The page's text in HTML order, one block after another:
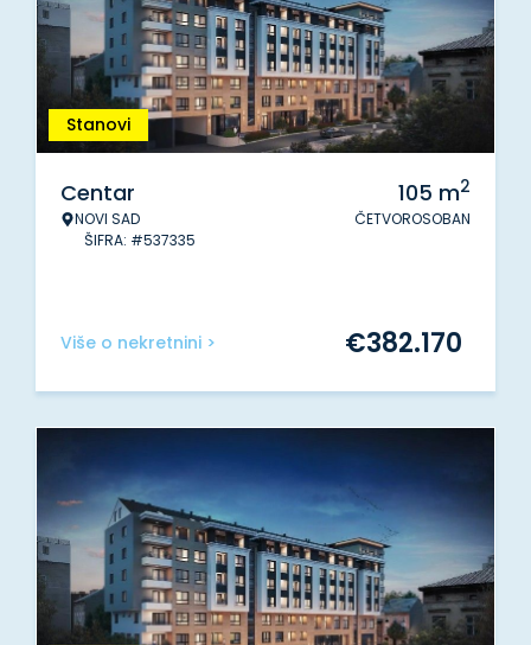
Stanovi
Centar
NOVI SAD
ŠIFRA: #537335
105 m2
ČETVOROSOBAN
Više o nekretnini > €382.170